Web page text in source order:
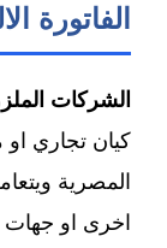
الفاتورة
الشركات
كيان تجاري
المصرية
اخرى او جهات